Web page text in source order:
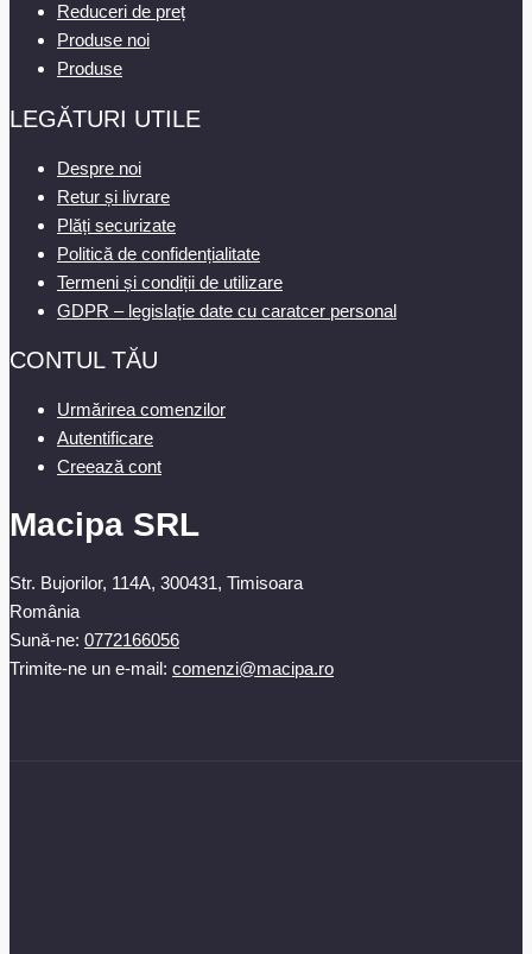
Reduceri de preț
Produse noi
Produse
LEGĂTURI UTILE
Despre noi
Retur și livrare
Plăți securizate
Politică de confidențialitate
Termeni și condiții de utilizare
GDPR – legislație date cu caratcer personal
CONTUL TĂU
Urmărirea comenzilor
Autentificare
Creează cont
Macipa SRL
Str. Bujorilor, 114A, 300431, Timisoara
România
Sună-ne: 0772166056
Trimite-ne un e-mail: comenzi@macipa.ro